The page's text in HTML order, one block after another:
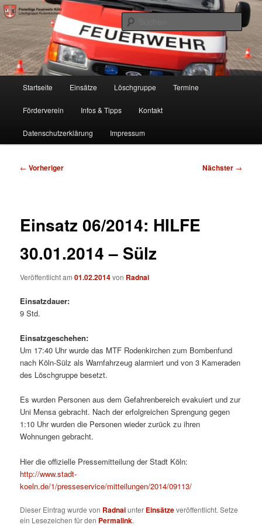
Zum
primären
Inhalt
springenFF Köln, LG RD
Freiwillige Feuerwehr Köln, Löschgruppe Rodenkirchen
Startseite Einsätze Löschgruppe Termine
Förderverein Infos & Tipps Kontakt
Datenschutzerklärung Impressum
Beitragsnavigation
← Vorheriger Nächster →
Einsatz 06/2014: HILFE
30.01.2014 – Sülz
Veröffentlicht am01.02.2014von Radnai
Einsatzdauer:
9 Std.
Einsatzgeschehen:
Um 17:40 Uhr wurde das MTF Rodenkirchen zum Bombenfund
nach Köln-Sülz als Warnfahrzeug alarmiert und von 3 Kameraden
des Löschgruppe besetzt.
Es wurden Personen aus dem Gefahrenbereich evakuiert und zur
Uni Mensa gebracht. Nach der erfolgreichen Sprengung gegen
1:10 Uhr wurden die Personen wieder zurück zu ihren
Wohnungen gebracht.
Hier die offizielle Pressemitteilung der Stadt Köln:
http://www.stadt-
koeln.de/1/presseservice/mitteilungen/2014/09113/
Dieser Eintrag wurde von Radnaiunter Einsätzeveröffentlicht. Setze
ein Lesezeichen für den Permalink.